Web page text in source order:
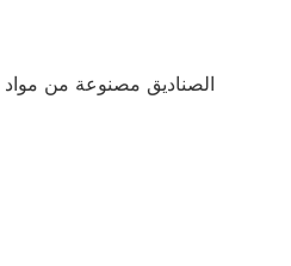
الصناديق مصنوعة من مواد